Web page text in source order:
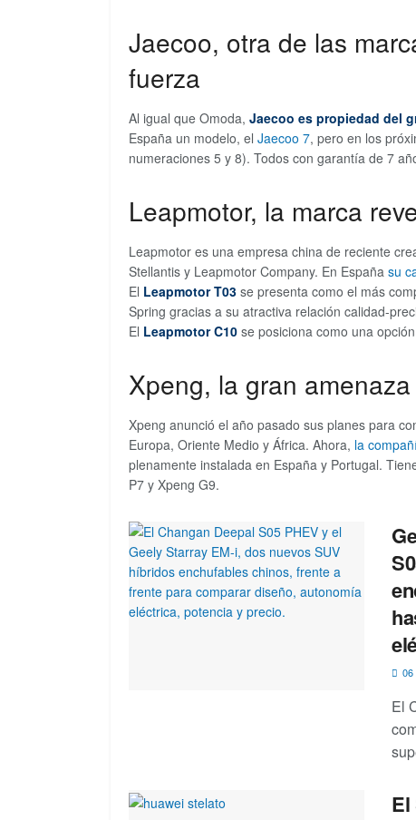
Jaecoo, otra de las
fuerza
Al igual que Omoda, Jaecoo es propiedad del
España un modelo, el Jaecoo 7, pero en los
numeraciones 5 y 8). Todos con garantía de 7
Leapmotor, la marca
Leapmotor es una empresa china de reciente
Stellantis y Leapmotor Company. En España su
El Leapmotor T03 se presenta como el más
Spring gracias a su atractiva relación calidad-
El Leapmotor C10 se posiciona como una
Xpeng, la gran
Xpeng anunció el año pasado sus planes para
Europa, Oriente Medio y África. Ahora, la
plenamente instalada en España y Portugal.
P7 y Xpeng G9.
06
El
El